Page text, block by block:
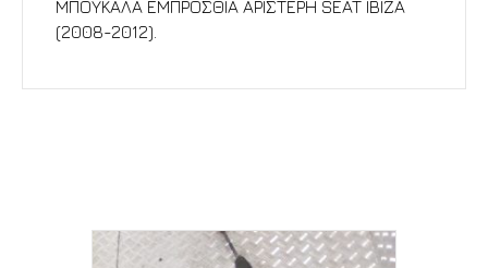
ΜΠΟΥΚΑΛΑ ΕΜΠΡΟΣΘΙΑ ΑΡΙΣΤΕΡΗ SEAT IBIZA
(2008-2012).